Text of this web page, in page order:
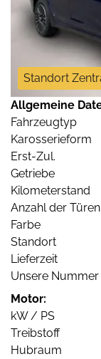
Standort
Allgemeine
Fahrzeugtyp
Karosserieform
Erst-Zul.
Getriebe
Kilometerstand
Anzahl der Türen
Farbe
Standort
Lieferzeit
Unsere Nummer
Motor:
kW / PS
Treibstoff
Hubraum